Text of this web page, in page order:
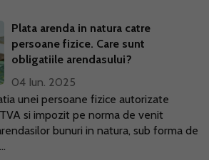
Plata arenda in natura catre
persoane fizice. Care sunt
obligatiile arendasului?
04 Iun. 2025
unei persoane fizice autorizate
si impozit pe norma de venit
bunuri in natura, sub forma de